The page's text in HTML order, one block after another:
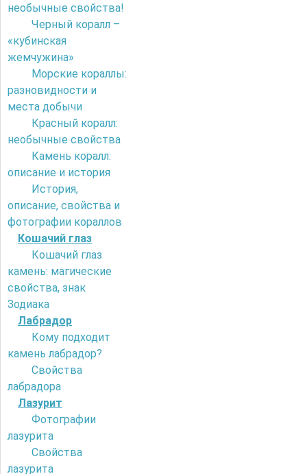
необычные свойства!
Черный коралл –
«кубинская
жемчужина»
Морские кораллы:
разновидности и
места добычи
Красный коралл:
необычные свойства
Камень коралл:
описание и история
История,
описание, свойства и
фотографии кораллов
Кошачий глаз
Кошачий глаз
камень: магические
свойства, знак
Зодиака
Лабрадор
Кому подходит
камень лабрадор?
Свойства
лабрадора
Лазурит
Фотографии
лазурита
Свойства
лазурита